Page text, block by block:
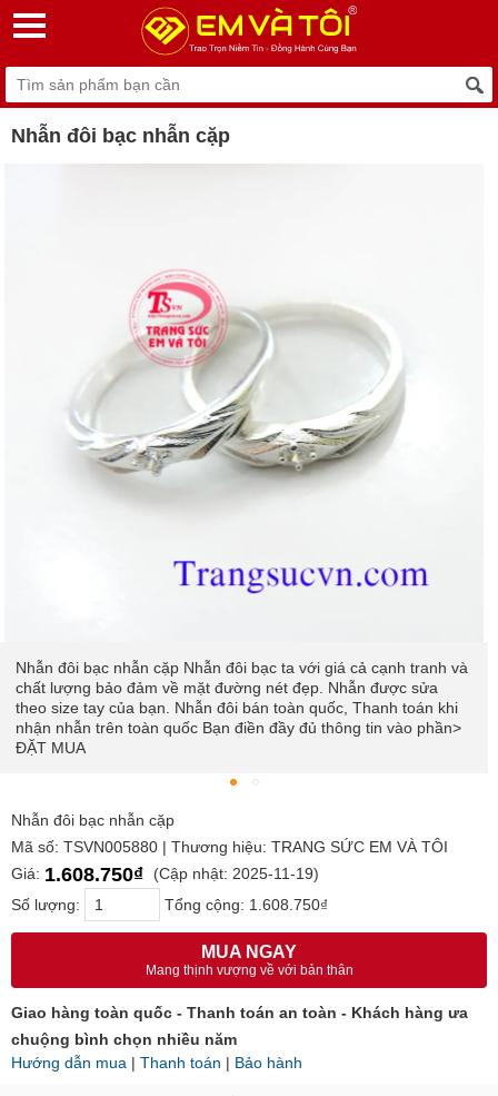
Nhẫn đôi bạc nhẫn cặp
Nhẫn đôi bạc nhẫn cặp Nhẫn đôi bạc ta với giá cả cạnh tranh và
chất lượng bảo đảm về mặt đường nét đẹp. Nhẫn được sửa
theo size tay của bạn. Nhẫn đôi bán toàn quốc, Thanh toán khi
nhận nhẫn trên toàn quốc Bạn điền đầy đủ thông tin vào phần>
ĐẶT MUA
Nhẫn đôi bạc nhẫn cặp
Mã số: TSVN005880 | Thương hiệu: TRANG SỨC EM VÀ TÔI
Giá: 1.608.750₫
(Cập nhật: 2025-11-19)
Số lượng:
Tổng cộng: 1.608.750₫
MUA NGAY
Mang thịnh vượng về với bản thân
Giao hàng toàn quốc - Thanh toán an toàn - Khách hàng ưa
chuộng bình chọn nhiều năm
Hướng dẫn mua | Thanh toán | Bảo hành